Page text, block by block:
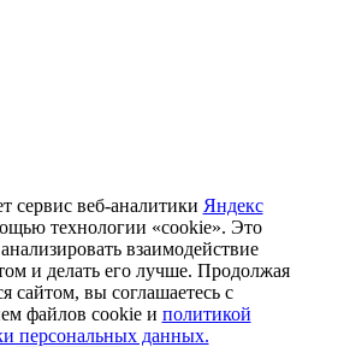
сервис веб-аналитики Яндекс
технологии «cookie». Это
взаимодействие
и делать его лучше. Продолжая
сайтом, вы соглашаетесь с
файлов cookie и политикой
персональных данных.